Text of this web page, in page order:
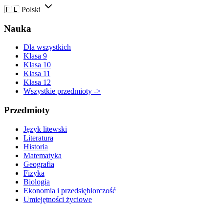
🇵🇱 Polski
Nauka
Dla wszystkich
Klasa 9
Klasa 10
Klasa 11
Klasa 12
Wszystkie przedmioty ->
Przedmioty
Język litewski
Literatura
Historia
Matematyka
Geografia
Fizyka
Biologia
Ekonomia i przedsiębiorczość
Umiejętności życiowe